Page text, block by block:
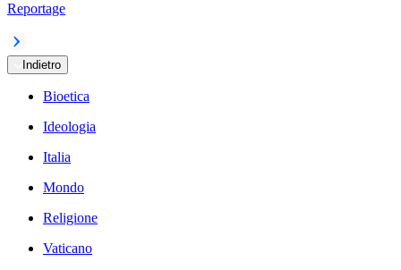
Reportage
Indietro
Bioetica
Ideologia
Italia
Mondo
Religione
Vaticano